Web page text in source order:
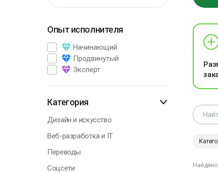
Опыт исполнителя
Начинающий
Продвинутый
Эксперт
Категория
Дизайн и искусство
Веб-разработка и IT
Переводы
Соцсети
Найдено